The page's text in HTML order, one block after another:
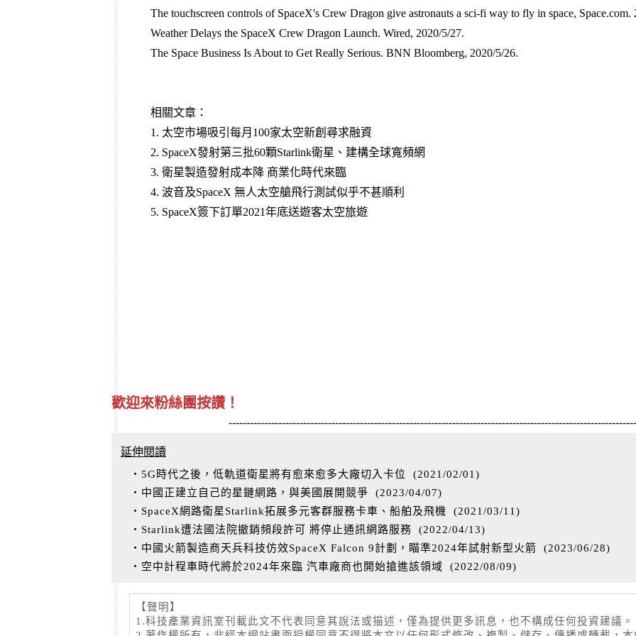
The touchscreen controls of SpaceX's Crew Dragon give astronauts a sci-fi way to fly in space, Space.com.
Weather Delays the SpaceX Crew Dragon Launch. Wired, 2020/5/27.
The Space Business Is About to Get Really Serious. BNN Bloomberg, 2020/5/26.
相關文章：
1. 太空市場吸引每月100家太空新創尋求融資​
2. SpaceX發射第三批60顆Starlink衛星、建構全球寬頻網​
3. 衛星製造發射成本降 商業化時代來臨​
4. 波音及SpaceX 無人太空艙飛行測試似乎不甚順利​
5. SpaceX簽下訂單2021年底送遊客太空旅遊​
歡迎來粉絲團按讚！
延伸閱讀
‧5G時代之後，低軌道衛星將有愈來愈多大廠切入卡位 (2021/02/01 )
‧中國正建立自己的星鏈網路，與美國展開競爭 (2023/04/07)
‧SpaceX網路衛星Starlink拓展多元客群服務卡車、船舶及飛機
(2021/03/11 )
‧Starlink遭法國法院撤銷頻段許可 將停止通訊網路服務 (2022/04/13)
‧中國火箭製造商天兵科技仿效SpaceX Falcon 9計劃，瞄準2024年試射新型火箭 (2023/06/28)
‧空中計程車時代將於2024年來臨 汽車廠商也開始搶進該領域 (2022/08/09)
【聲明】
1.科技產業資訊室刊載此文不代表同意其說法或描述，僅為提供更多訊息，也不構成任何投資建議。